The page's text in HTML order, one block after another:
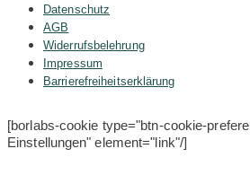
Datenschutz
AGB
Widerrufsbelehrung
Impressum
Barrierefreiheitserklärung
[borlabs-cookie type="btn-cookie-
Einstellungen" element="link"/]